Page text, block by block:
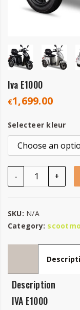
Iva E1000
€1,699.00
Selecteer kleur
-
Iva E1000 quantity
+
SKU: N/A
Category:
Description
IVA E1000